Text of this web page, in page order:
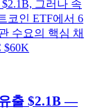
그러나 속
코인 ETF에서 6
수요의 핵심 채
$60K
출 $2.1B —